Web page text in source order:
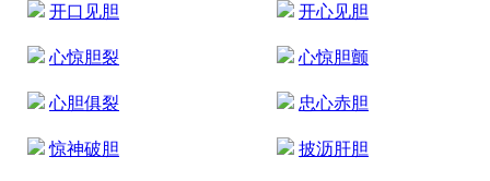
开口见胆 开心见胆
心惊胆裂 心惊胆颤
心胆俱裂 忠心赤胆
惊神破胆 披沥肝胆